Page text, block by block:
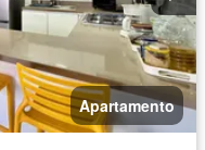
Apartamento